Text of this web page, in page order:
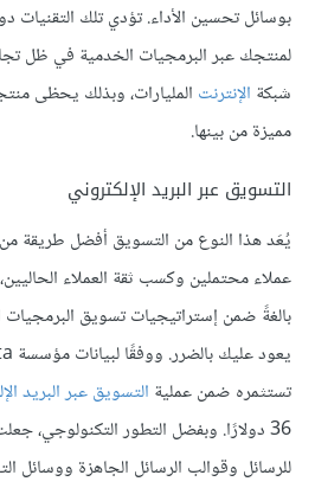
بوسائل تحسين الأداء. تؤدي تلك التقنيات
لمنتجك عبر البرمجيات الخدمية في ظل
شبكة الإنترنت المليارات، وبذلك يحظى
مميزة من بينها.
التسويق عبر البريد الإلكتروني
يُعَد هذا النوع من التسويق أفضل طريقة
عملاء محتملين وكسب ثقة العملاء
بالغةً ضمن إستراتيجيات تسويق البرمجيات
تستثمره ضمن عملية التسويق عبر البريد
36 دولارًا. وبفضل التطور التكنولوجي،
للرسائل وقوالب الرسائل الجاهزة ووسائل